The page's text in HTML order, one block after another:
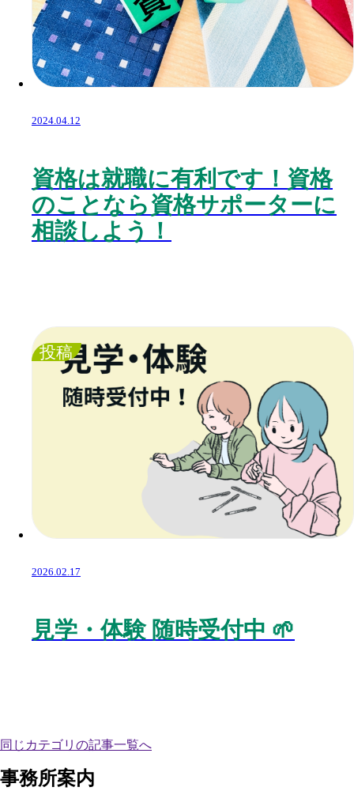
2024.04.12
資格は就職に有利です！資格
のことなら資格サポーターに
相談しよう！
投稿
2026.02.17
見学・体験 随時受付中 🌱
同じカテゴリの記事⼀覧へ
事務所案内